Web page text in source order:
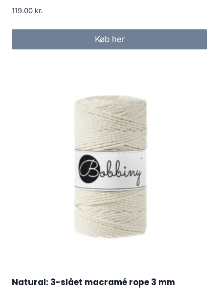
119.00 kr.
Køb her
Natural: 3-slået macramé rope 3 mm